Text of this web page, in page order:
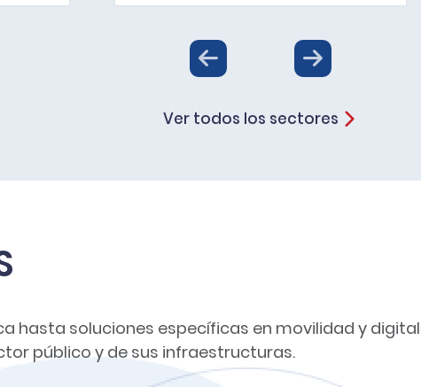
Ver todos los sectores
hasta soluciones específicas en movilidad y
público y de sus infraestructuras.